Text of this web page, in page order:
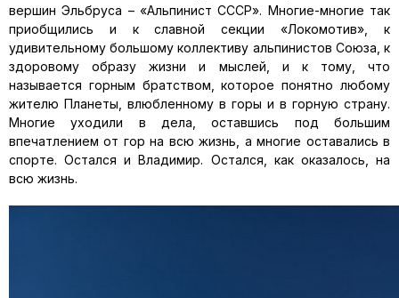
вершин Эльбруса – «Альпинист СССР». Многие-многие так
приобщились и к славной секции «Локомотив», к
удивительному большому коллективу альпинистов Союза, к
здоровому образу жизни и мыслей, и к тому, что
называется горным братством, которое понятно любому
жителю Планеты, влюбленному в горы и в горную страну.
Многие уходили в дела, оставшись под большим
впечатлением от гор на всю жизнь, а многие оставались в
спорте. Остался и Владимир. Остался, как оказалось, на
всю жизнь.